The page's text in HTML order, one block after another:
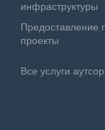
инфраструктуры
Предоставление
проекты
Все услуги